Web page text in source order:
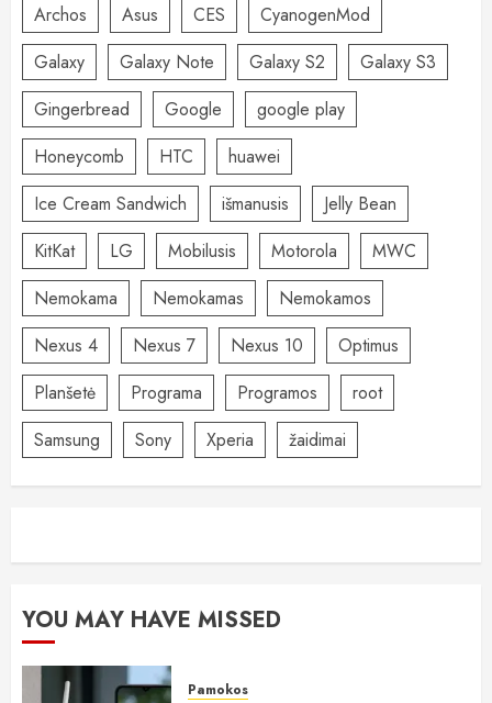
Archos
Asus CES
CyanogenMod
Galaxy
Galaxy Note Galaxy S2
Galaxy S3
Gingerbread
Google
google play
Honeycomb
HTC
huawei
Ice Cream Sandwich
išmanusis
Jelly Bean
KitKat
LG Mobilusis Motorola
MWC
Nemokama
Nemokamas
Nemokamos
Nexus 4
Nexus 7 Nexus 10
Optimus
Planšetė
Programa Programos
root
Samsung
Sony Xperia žaidimai
YOU MAY HAVE MISSED
Pamokos